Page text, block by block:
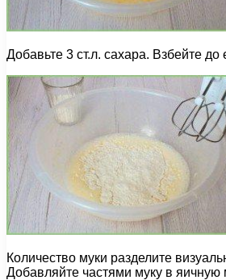
Добавьте 3 ст.л. сахара. Взбейте до
Количество муки разделите
Добавляйте частями муку в яичную